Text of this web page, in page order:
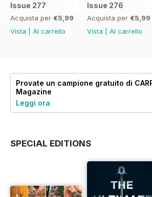
Issue 277
Acquista per €5,99
Vista
Al carrello
Issue 276
Acquista per €5,99
Vista
Al carrello
Provate un campione gratuito di
Magazine
Leggi ora
SPECIAL EDITIONS